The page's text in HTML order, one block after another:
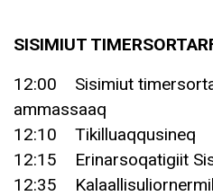
SISIMIUT
12:00 Sisimiut
ammassaaq
12:10 Tikilluaqqusineq
12:15 Erinarsoqatigiit
12:35